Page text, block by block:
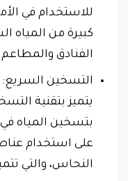
للاستخدام في
كبيرة من المياه
الفنادق
التسخين
يتميز بتقنية
بتسخين المياه
على استخدام
النحاس، والتي